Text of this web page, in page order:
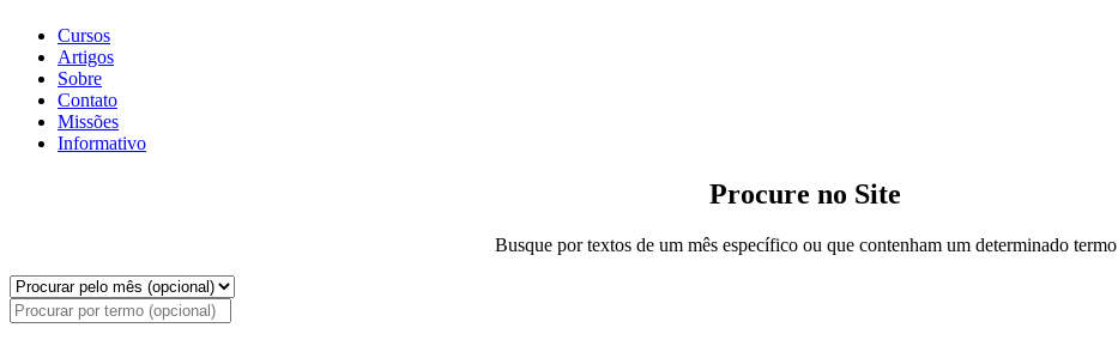
Cursos
Artigos
Sobre
Contato
Missões
Informativo
Procure no Site
Busque por textos de um mês específico ou que contenham um determinado termo